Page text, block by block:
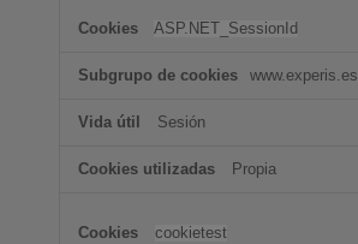
ASP.NET_SessionId
www.experis.es
Sesión
Propia
cookietest